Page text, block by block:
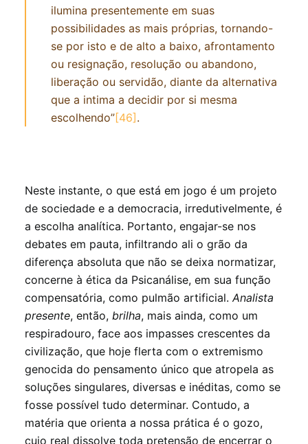
ilumina presentemente em suas
possibilidades as mais próprias, tornando-
se por isto e de alto a baixo, afrontamento
ou resignação, resolução ou abandono,
liberação ou servidão, diante da alternativa
que a intima a decidir por si mesma
escolhendo”[46] .
Neste instante, o que está em jogo é um projeto
de sociedade e a democracia, irredutivelmente, é
a escolha analítica. Portanto, engajar-se nos
debates em pauta, infiltrando ali o grão da
diferença absoluta que não se deixa normatizar,
concerne à ética da Psicanálise, em sua função
compensatória, como pulmão artificial.Analista
presente, então, brilha, mais ainda, como um
respiradouro, face aos impasses crescentes da
civilização, que hoje flerta com o extremismo
genocida do pensamento único que atropela as
soluções singulares, diversas e inéditas, como se
fosse possível tudo determinar. Contudo, a
matéria que orienta a nossa prática é o gozo,
cujo real dissolve toda pretensão de encerrar o